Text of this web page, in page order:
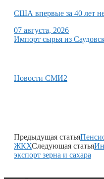
США впервые за 40 лет
07 августа, 2026
Импорт сырья из
Новости СМИ2
Предыдущая статья
ЖКХСледующая статья
экспорт зерна и сахара